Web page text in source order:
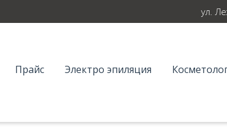
ул.
Прайс Электро эпиляция